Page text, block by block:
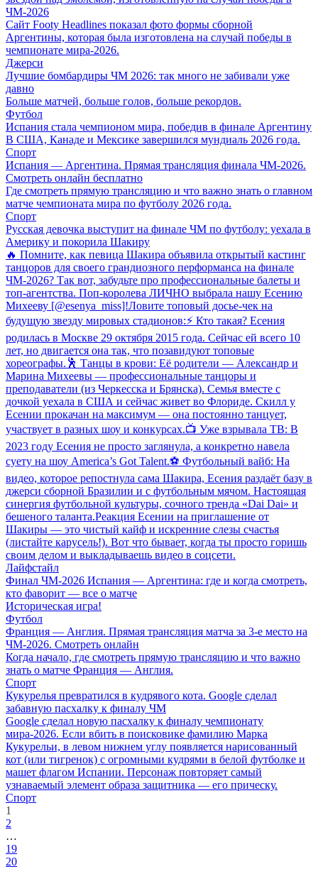
ЧМ-2026
Сайт Footy Headlines показал фото формы сборной
Аргентины, которая была изготовлена на случай победы в
чемпионате мира-2026.
Джерси
Лучшие бомбардиры ЧМ 2026: так много не забивали уже
давно
Больше матчей, больше голов, больше рекордов.
Футбол
Испания стала чемпионом мира, победив в финале Аргентину
В США, Канаде и Мексике завершился мундиаль 2026 года.
Спорт
Испания — Аргентина. Прямая трансляция финала ЧМ-2026.
Смотреть онлайн бесплатно
Где смотреть прямую трансляцию и что важно знать о главном
матче чемпионата мира по футболу 2026 года.
Спорт
Русская девочка выступит на финале ЧМ по футболу: уехала в
Америку и покорила Шакиру
🔥 Помните, как певица Шакира объявила открытый кастинг
танцоров для своего грандиозного перформанса на финале
ЧМ-2026? Так вот, забудьте про профессиональные балеты и
топ-агентства. Поп-королева ЛИЧНО выбрала нашу Есению
Михееву [@esenya_miss]!Ловите топовый досье-чек на
будущую звезду мировых стадионов:⚡️ Кто такая? Есения
родилась в Москве 29 октября 2015 года. Сейчас ей всего 10
лет, но двигается она так, что позавидуют топовые
хореографы.🕺 Танцы в крови: Её родители — Александр и
Марина Михеевы — профессиональные танцоры и
преподаватели (из Черкесска и Брянска). Семья вместе с
дочкой уехала в США и сейчас живет во Флориде. Скилл у
Есении прокачан на максимум — она постоянно танцует,
участвует в разных шоу и конкурсах.📺 Уже взрывала ТВ: В
2023 году Есения не просто заглянула, а конкретно навела
суету на шоу America’s Got Talent.⚽️ Футбольный вайб: На
видео, которое репостнула сама Шакира, Есения раздаёт базу в
джерси сборной Бразилии и с футбольным мячом. Настоящая
синергия футбольной культуры, сочного тренда «Dai Dai» и
бешеного таланта.Реакция Есении на приглашение от
Шакиры — это чистый кайф и искренние слезы счастья
(листайте карусель!). Вот что бывает, когда ты просто горишь
своим делом и выкладываешь видео в соцсети.
Лайфстайл
Финал ЧМ-2026 Испания — Аргентина: где и когда смотреть,
кто фаворит — все о матче
Историческая игра!
Футбол
Франция — Англия. Прямая трансляция матча за 3-е место на
ЧМ-2026. Смотреть онлайн
Когда начало, где смотреть прямую трансляцию и что важно
знать о матче Франция — Англия.
Спорт
Кукурелья превратился в кудрявого кота. Google сделал
забавную пасхалку к финалу ЧМ
Google сделал новую пасхалку к финалу чемпионату
мира-2026. Если вбить в поисковике фамилию Марка
Кукурельи, в левом нижнем углу появляется нарисованный
кот (или тигренок) с огромными кудрями в белой футболке и
машет флагом Испании. Персонаж повторяет самый
узнаваемый элемент образа защитника — его прическу.
Спорт
1
2
…
19
20